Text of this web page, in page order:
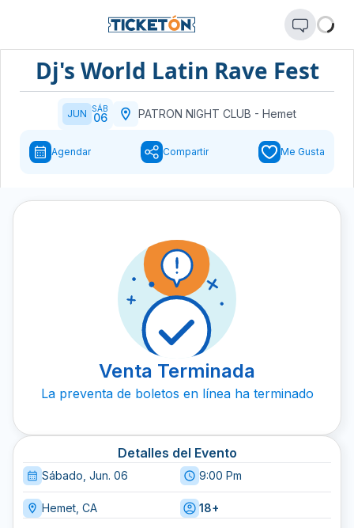
Dj's World Latin Rave Fest
JUN SÁB
06 PATRON NIGHT CLUB - Hemet
Agendar Compartir Me Gusta
Venta Terminada
La preventa de boletos en línea ha terminado
Detalles del Evento
Sábado, Jun. 06 9:00 Pm
Hemet, CA 18+